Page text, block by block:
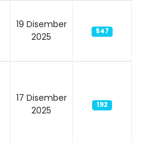
19 Disember
2025
547
17 Disember
2025
192